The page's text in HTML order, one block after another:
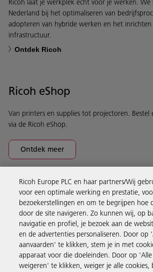
Nederland bij het optimaliseren van
adopteren van hybride werken en het inrichten
infrastructuur.
Ontdek Ricoh
Ricoh eShop
Van printers en supplies tot projectoren. Bestel
via de Ricoh eShop.
Ontdek meer
Business Solutions
Producten en services
Support en contact
Ricoh Europe PLC en haar partners/Wij
voor een optimale werking en prestatie,
bezoekerstellingen en om te begrijpen hoe
door de site navigeren. Zo kunnen wij, op
navigatie en profiel, je bezoek aan de
en de advertenties personaliseren. Door op
aanvaarden' te klikken, stem je in met
apparaat voor die doeleinden. Door op 'Alle
weigeren' te klikken, weiger je alle cookies,